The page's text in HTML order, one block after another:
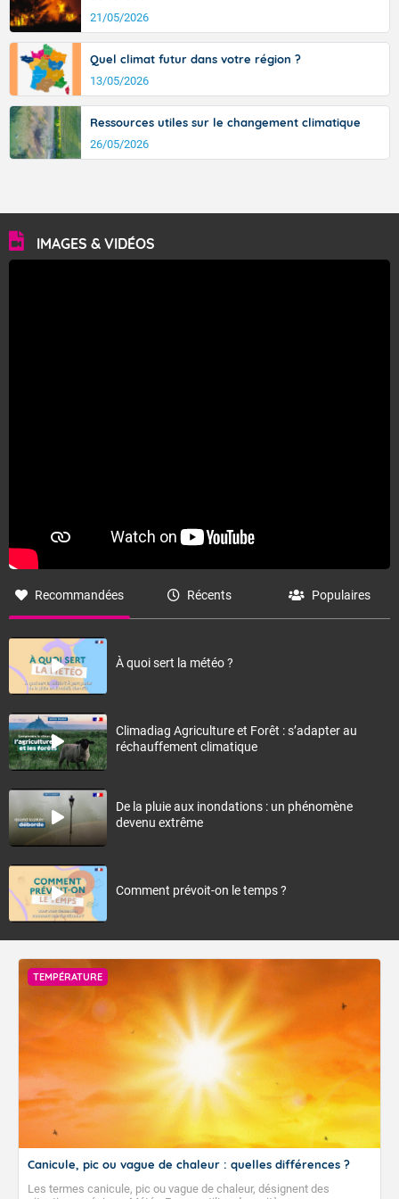
21/05/2026
Quel climat futur dans votre région ?
13/05/2026
Ressources utiles sur le changement climatique
26/05/2026
IMAGES & VIDÉOS
Recommandées Récents Populaires
À quoi sert la météo ?
Climadiag Agriculture et Forêt : s’adapter au
réchauffement climatique
De la pluie aux inondations : un phénomène
devenu extrême
Comment prévoit-on le temps ?
TEMPÉRATURE
Canicule, pic ou vague de chaleur : quelles différences ?
Les termes canicule, pic ou vague de chaleur, désignent des